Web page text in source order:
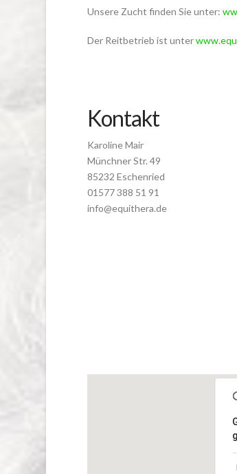
Unsere Zucht finden Sie unter:
Der Reitbetrieb ist unter
Kontakt
Karoline Mair
Münchner Str. 49
85232 Eschenried
01577 388 51 91
info@equithera.de